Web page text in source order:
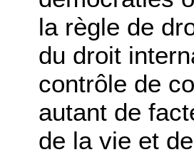
la règle de
du droit
contrôle de
autant de
de la vie et